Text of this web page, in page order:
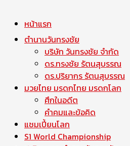
หน้าแรก
ตำนานวันทรงชัย
บริษัท วันทรงชัย จำกัด
ดร.ทรงชัย รัตนสุบรรณ
ดร.ปริยากร รัตนสุบรรณ
มวยไทย มรดกไทย มรดกโลก
ศึกในอดีต
คำคมและข้อคิด
แชมเปี้ยนโลก
S1 World Championship